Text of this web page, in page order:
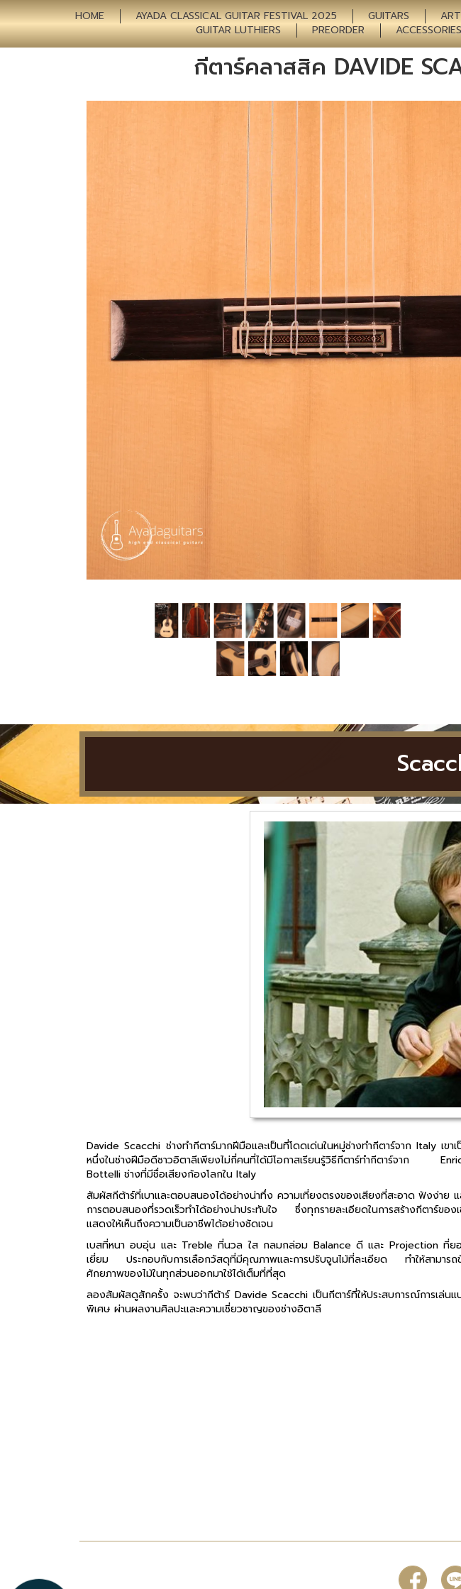
HOME AYADA CLASSICAL GUITAR FESTIVAL 2025 GUITARS
GUITAR LUTHIERS
PREORDER ACCESSORIES
กีตาร์คลาสสิค DAVIDE
Davide Scacchi ช่างทำกีตาร์มากฝีมือและเป็นที่โดดเด่นในหมู่ช่างทำกีตาร์จาก Italy เขาเ
หนึ่งในช่างฝีมือดีชาวอิตาลีเพียงไม่กี่คนที่ได้มีโอกาสเรียนรู้วิธีกีตาร์ทำกีตาร์จาก
Bottelli ช่างที่มีชื่อเสียงก้องโลกใน Italy
สัมผัสกีต้าร์ที่เบาและตอบสนองได้อย่างน่าทึ่ง ความเที่ยงตรงของเสียงที่สะอาด ฟังง่าย แ
การตอบสนองที่รวดเร็วทำได้อย่างน่าประทับใจ ซึ่งทุกรายละเอียดในการสร้างกีตาร์ของเ
แสดงให้เห็นถึงความเป็นอาชีพได้อย่างชัดเจน
เบสที่หนา อบอุ่น และ Treble ที่นวล ใส กลมกล่อม Balance ดี และ Projection ที่ย
เยี่ยม ประกอบกับการเลือกวัสดุที่มีคุณภาพและการปรับจูนไม้ที่ละเอียด ทำให้สามารถ
ศักยภาพของไม้ในทุกส่วนออกมาใช้ได้เต็มที่ที่สุด
ลองสัมผัสดูสักครั้ง จะพบว่ากีต้าร์ Davide Scacchi เป็นกีตาร์ที่ให้ประสบการณ์การเล่นแ
พิเศษ ผ่านผลงานศิลปะและความเชี่ยวชาญของช่างอิตาลี